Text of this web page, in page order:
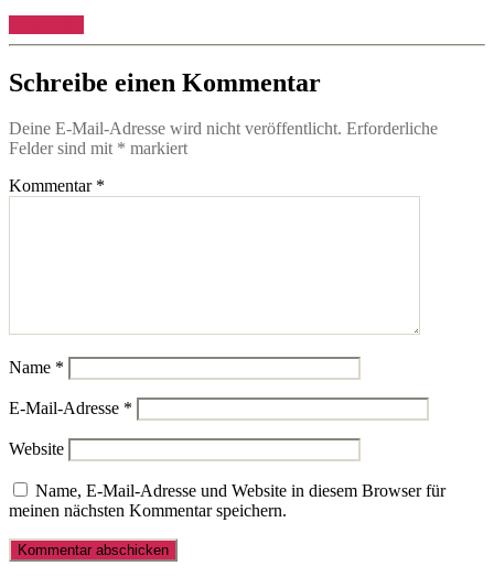
Schreibe einen Kommentar
Deine E-Mail-Adresse wird nicht veröffentlicht. Erforderliche
Felder sind mit * markiert
Kommentar *
Name *
E-Mail-Adresse *
Website
Name, E-Mail-Adresse und Website in diesem Browser für
meinen nächsten Kommentar speichern.